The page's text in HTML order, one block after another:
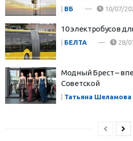
ВБ 10/07/
10 электробусов
| БЕЛТА 28/
Модный Брест –
Советской
Татьяна Шеламова